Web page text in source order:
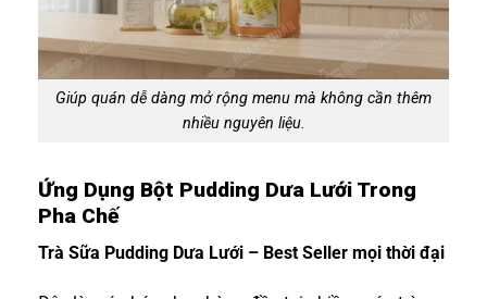
Giúp quán dễ dàng mở rộng menu mà không cần thêm
nhiều nguyên liệu.
Ứng Dụng Bột Pudding Dưa Lưới Trong
Pha Chế
Trà Sữa Pudding Dưa Lưới – Best Seller mọi thời đại